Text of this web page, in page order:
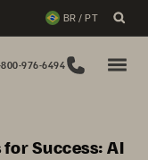
BR / PT
976-6494
Success: AI